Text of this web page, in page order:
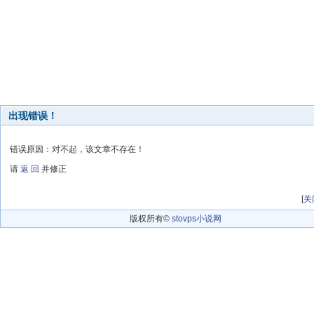
出现错误！
错误原因：对不起，该文章不存在！
请 返 回 并修正
[关
版权所有© stovps小说网